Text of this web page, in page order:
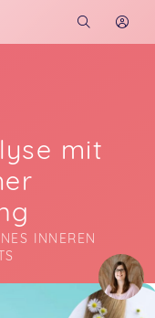
mit
INNEREN
here...